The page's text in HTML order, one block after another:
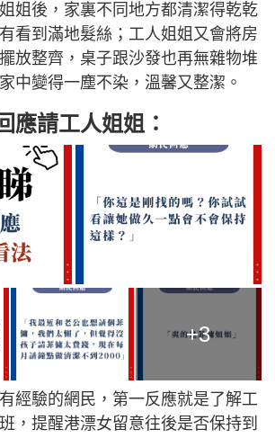
姐後，家裏不同地方都清潔得乾乾
看到滿地髮絲；工人姐姐又會將房
放整齊，桌子跟沙發也再無雜物堆
中變得一塵不染，溫馨又整潔。
應請工人姐姐：
+3
經驗的網民，第一反應就是了解工
，提醒港漂女留意往後是否保持到